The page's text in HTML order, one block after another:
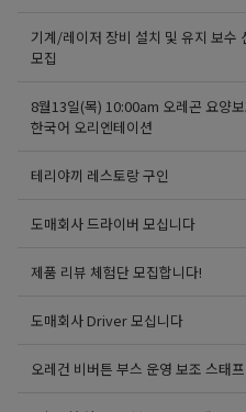
기계/레이저 장비 설치 및 유지 보수
모집
8월13일(목) 10:00am 오레곤 요양
한국어 오리엔테이션
테리야끼 레스토랑 구인
도매회사 드라이버 모십니다
제품 리뷰 체험단 모집합니다!
도매회사 Driver 모십니다
오레건 비버튼 부스 운영 보조 스태